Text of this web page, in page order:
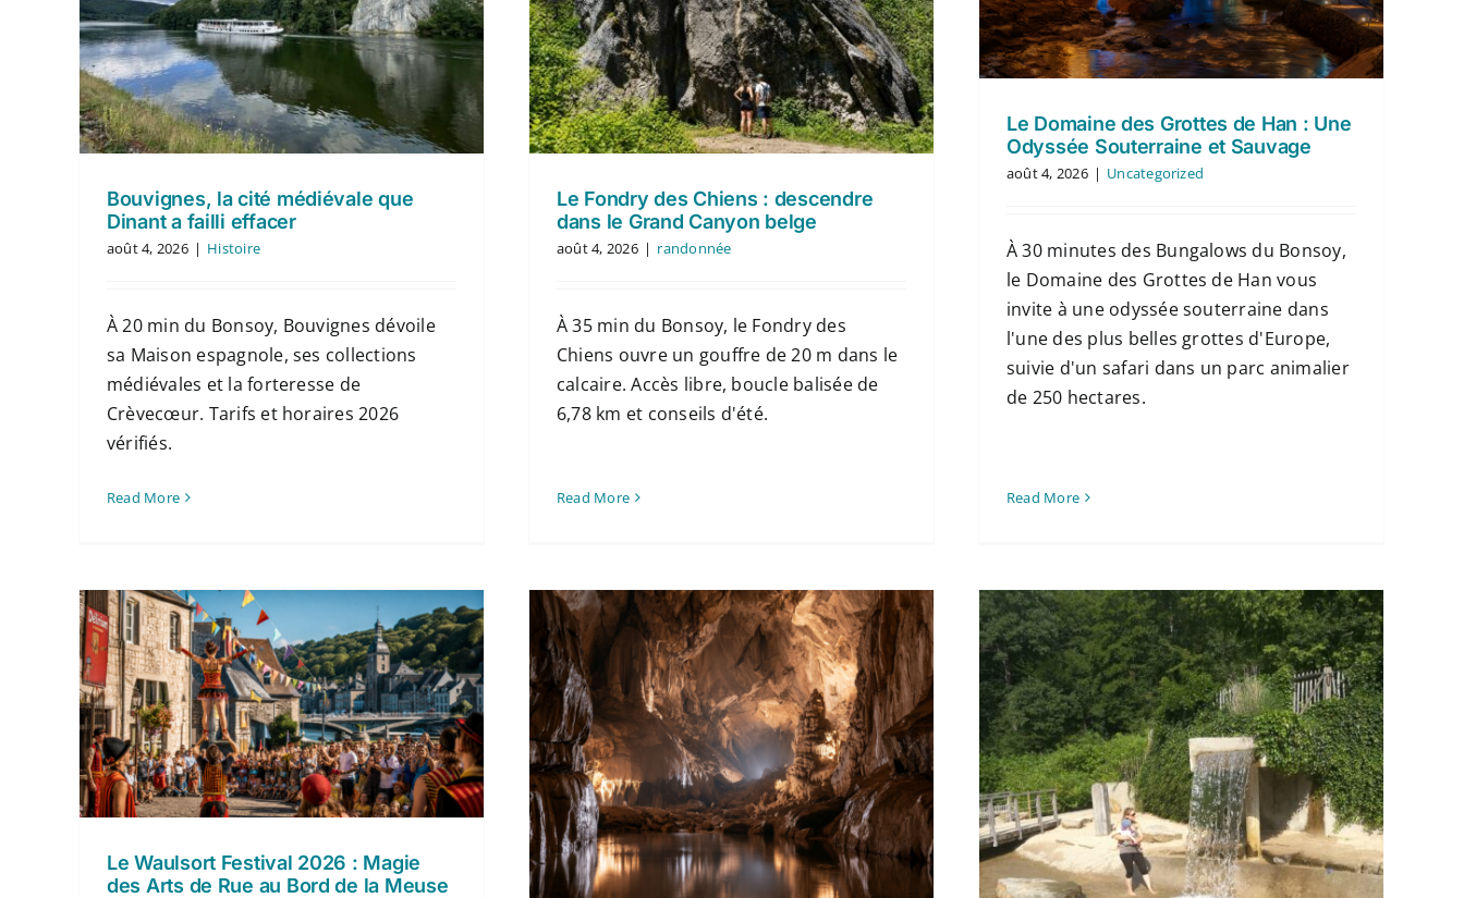
Bouvignes, la cité médiévale que
Dinant a failli effacer
août 4, 2026 | Histoire
À 20 min du Bonsoy, Bouvignes dévoile
sa Maison espagnole, ses collections
médiévales et la forteresse de
Crèvecœur. Tarifs et horaires 2026
vérifiés.
Read More
Le Fondry des Chiens : descendre
dans le Grand Canyon belge
août 4, 2026 | randonnée
À 35 min du Bonsoy, le Fondry des
Chiens ouvre un gouffre de 20 m dans le
calcaire. Accès libre, boucle balisée de
6,78 km et conseils d'été.
Read More
Le Domaine des Grottes de Han : Une
Odyssée Souterraine et Sauvage
août 4, 2026 | Uncategorized
À 30 minutes des Bungalows du Bonsoy,
le Domaine des Grottes de Han vous
invite à une odyssée souterraine dans
l'une des plus belles grottes d'Europe,
suivie d'un safari dans un parc animalier
de 250 hectares.
Read More
Le Waulsort Festival 2026 : Magie
des Arts de Rue au Bord de la Meuse